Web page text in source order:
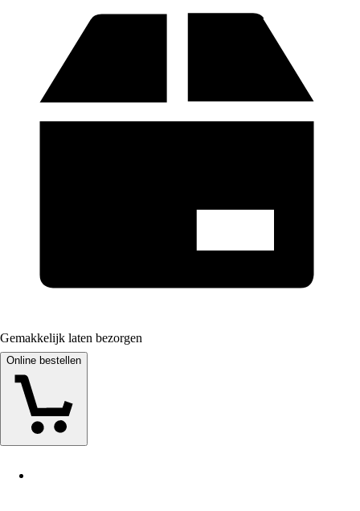
Gemakkelijk laten bezorgen
Online bestellen